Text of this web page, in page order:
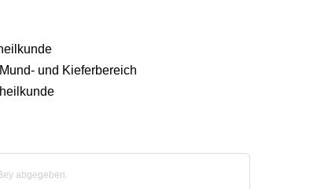
und Kieferbereich
abgegeben.